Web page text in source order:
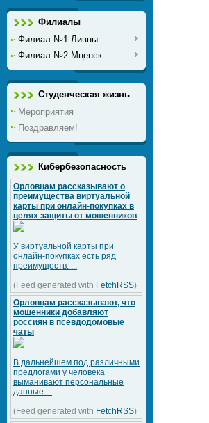
Филиалы
Филиал №1 Ливны
Филиал №2 Мценск
Студенческая жизнь
Мероприятия
Поздравляем!
Кибербезопасность
Орловцам рассказывают о
преимущества виртуальной
карты при онлайн-покупках в
целях защиты от мошенников
У виртуальной карты при
онлайн-покупках есть ряд
преимуществ. ...
(Feed generated with FetchRSS)
Орловцам рассказывают, что
мошенники добавляют
россиян в псевдодомовые
чаты
В дальнейшем под различными
предлогами у человека
выманивают персональные
данные ...
(Feed generated with FetchRSS)